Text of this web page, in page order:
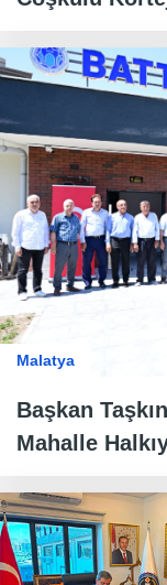
Malatya
Başkan
Mahalle